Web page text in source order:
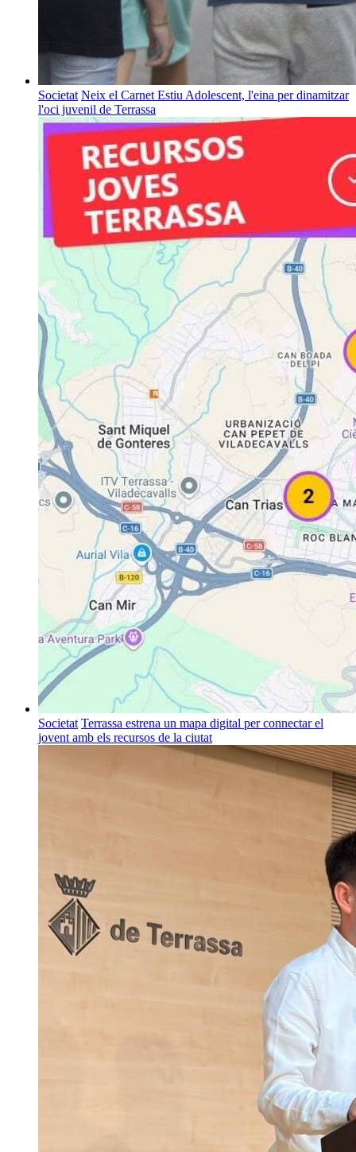
Societat Neix el Carnet Estiu Adolescent, l'eina per dinamitzar
l'oci juvenil de Terrassa
Societat Terrassa estrena un mapa digital per connectar el
jovent amb els recursos de la ciutat